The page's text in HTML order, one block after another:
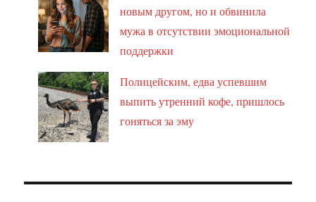
новым другом, но и обвинила
мужа в отсутствии эмоциональной
поддержки
Полицейским, едва успевшим
выпить утренний кофе, пришлось
гоняться за эму